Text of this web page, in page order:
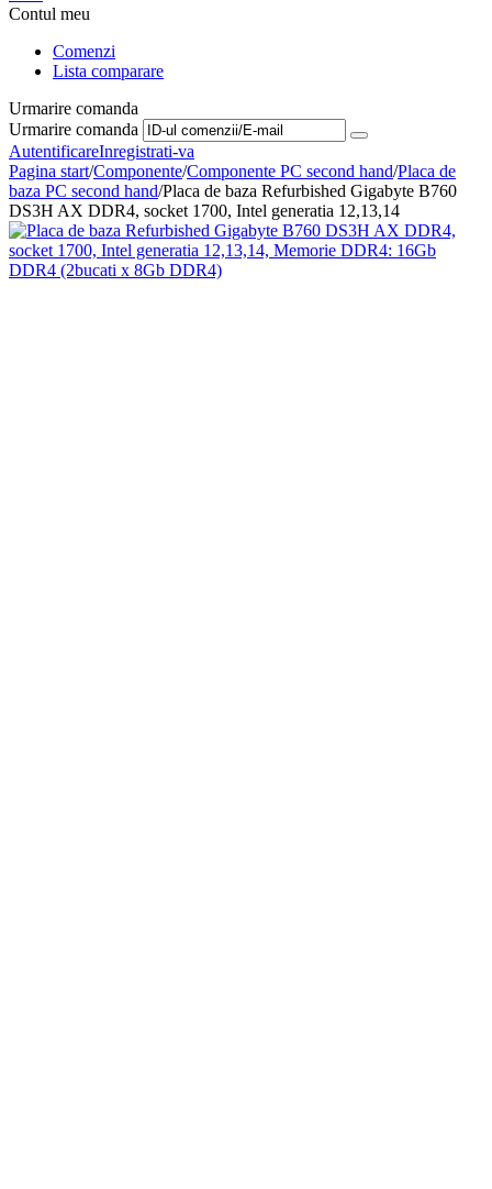
Contul meu
Comenzi
Lista comparare
Urmarire comanda
Urmarire comanda
AutentificareInregistrati-va
Pagina start/Componente/Componente PC second hand/Placa de
baza PC second hand/Placa de baza Refurbished Gigabyte B760
DS3H AX DDR4, socket 1700, Intel generatia 12,13,14